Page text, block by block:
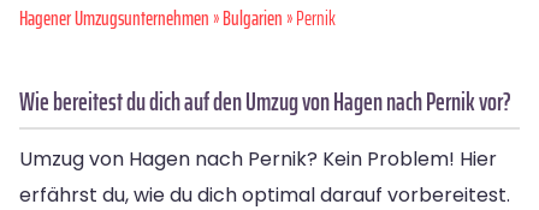
Hagener Umzugsunternehmen»Bulgarien» Pernik
Wie bereitest du dich auf den Umzug von Hagen nach Pernik vor?
Umzug von Hagen nach Pernik? Kein Problem! Hier
erfährst du, wie du dich optimal darauf vorbereitest.